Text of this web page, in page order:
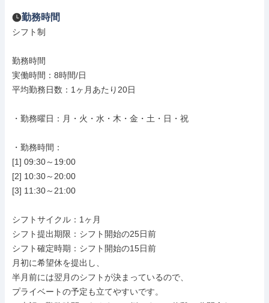
勤務時間
シフト制
勤務時間
実働時間：8時間/日
平均勤務日数：1ヶ月あたり20日
・勤務曜日：月・火・水・木・金・土・日・祝
・勤務時間：
[1] 09:30～19:00
[2] 10:30～20:00
[3] 11:30～21:00
シフトサイクル：1ヶ月
シフト提出期限：シフト開始の25日前
シフト確定時期：シフト開始の15日前
月初に希望休を提出し、
半月前には翌月のシフトが決まっているので、
プライベートの予定も立てやすいです。